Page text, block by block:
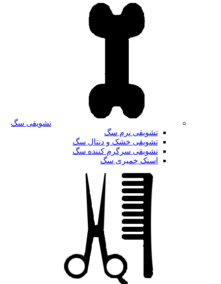
تشویقی سگ
تشویقی نرم سگ
تشویقی خشک و دنتال سگ
تشویقی سرگرم کننده سگ
اسنک خمیری سگ